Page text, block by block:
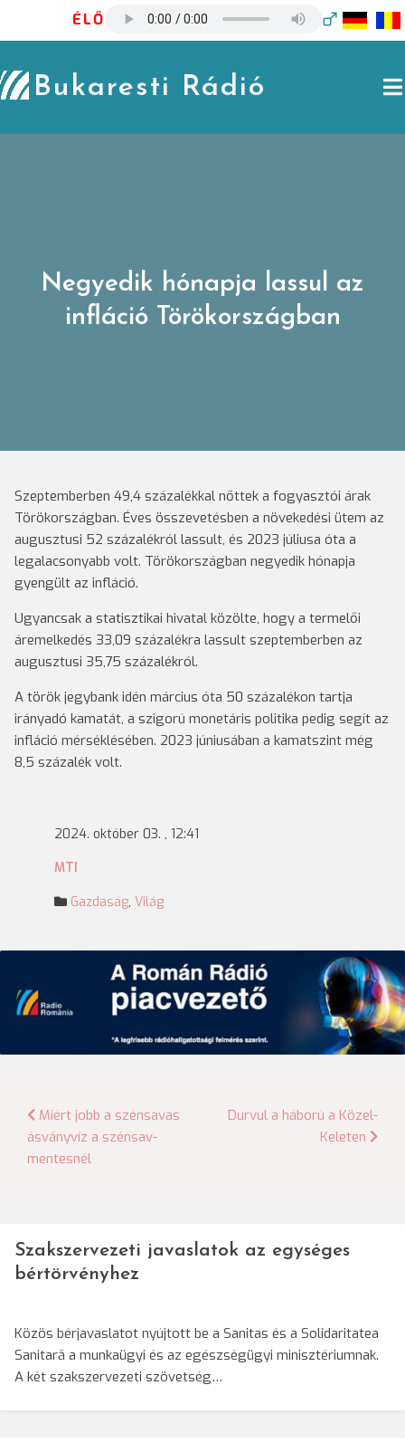
ÉLŐ
Bukaresti Rádió
Negyedik hónapja lassul az
infláció Törökországban
Szeptemberben 49,4 százalékkal nőttek a fogyasztói árak
Törökországban. Éves összevetésben a növekedési ütem az
augusztusi 52 százalékról lassult, és 2023 júliusa óta a
legalacsonyabb volt. Törökországban negyedik hónapja
gyengült az infláció.
Ugyancsak a statisztikai hivatal közölte, hogy a termelői
áremelkedés 33,09 százalékra lassult szeptemberben az
augusztusi 35,75 százalékról.
A török jegybank idén március óta 50 százalékon tartja
irányadó kamatát, a szigorú monetáris politika pedig segít az
infláció mérséklésében. 2023 júniusában a kamatszint még
8,5 százalék volt.
2024. október 03. , 12:41
MTI
Gazdaság, Világ
Bejegyzés
navigáció
Miért jobb a szénsavas
ásványvíz a szénsav-
mentesnél
Durvul a háború a Közel-
Keleten
Szakszervezeti javaslatok az egységes
bértörvényhez
Közös bérjavaslatot nyújtott be a Sanitas és a Solidaritatea
Sanitară a munkaügyi és az egészségügyi minisztériumnak.
A két szakszervezeti szövetség…